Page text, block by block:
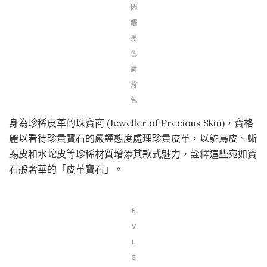
閃
耀
黑
色
肩
背
包
身為珍稀皮革的珠寶商 (Jeweller of Precious Skin)，寶格
麗以看待珍貴寶石的嚴謹態度處理珍貴皮革，以鴕鳥皮、蜥
蜴皮和水蛇皮等珍稀材質增添其款式魅力，詮釋這些宛如寶
石般奢華的「皮革寶石」。
B
V
L
G